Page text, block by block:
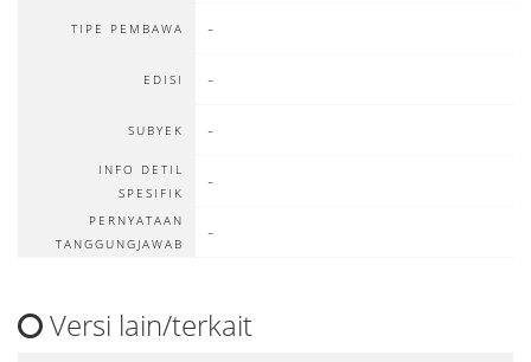
TIPE PEMBAWA -
EDISI -
SUBYEK -
INFO DETIL
SPESIFIK
-
PERNYATAAN
TANGGUNGJAWAB
-
Versi lain/terkait